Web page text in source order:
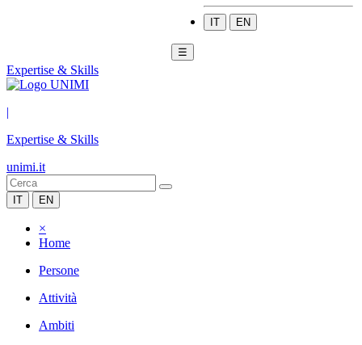
IT EN
☰
Expertise & Skills
|
Expertise & Skills
unimi.it
IT EN
×
Home
Persone
Attività
Ambiti